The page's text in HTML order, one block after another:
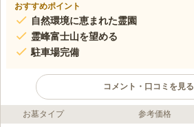
おすすめポイント
自然環境に恵まれた霊園
霊峰富士山を望める
駐車場完備
コメント・口コミを見る
ライフドット編集部のコメント
お墓タイプ 参考価格